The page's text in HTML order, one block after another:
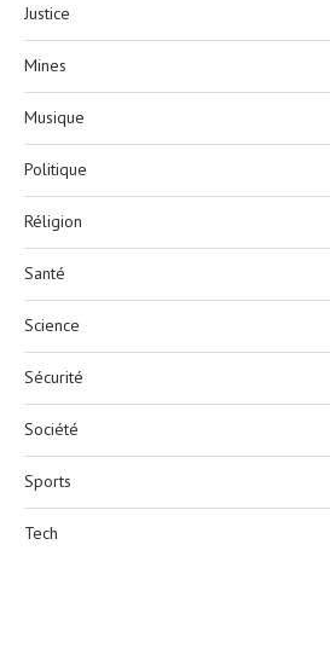
Justice
Mines
Musique
Politique
Réligion
Santé
Science
Sécurité
Société
Sports
Tech